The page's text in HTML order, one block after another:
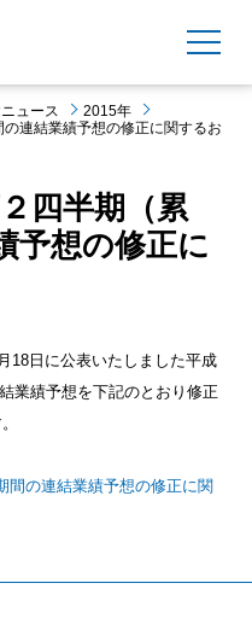
MENU
ニュース
2015年
連結業績予想の修正に関するお
四半期（累
予想の修正に
18日に公表いたしました平成
業績予想を下記のとおり修正
間の連結業績予想の修正に関